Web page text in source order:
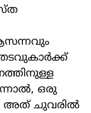
ഒരു
അത് ചുവരില്‍